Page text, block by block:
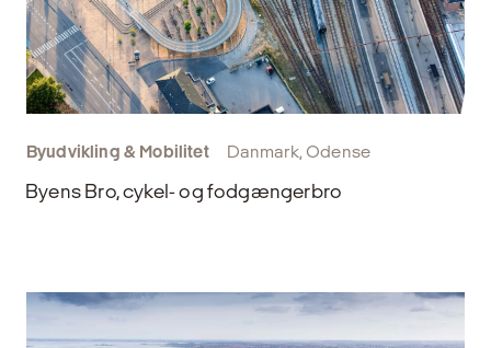
Byudvikling & Mobilitet Danmark, Odense
Byens Bro, cykel- og fodgængerbro